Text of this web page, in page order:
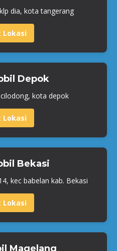
dia, kota tangerang
Lokasi
Depok
cilodong, kota depok
Lokasi
Bekasi
kec babelan kab. Bekasi
Lokasi
Magelang